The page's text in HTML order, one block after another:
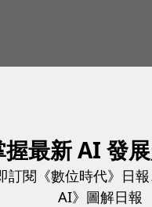
握最新 AI 發
訂閱《數位時代》日
AI》圖解日報